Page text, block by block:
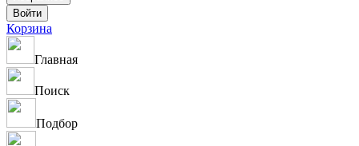
Корзина
Главная
Поиск
Подбор